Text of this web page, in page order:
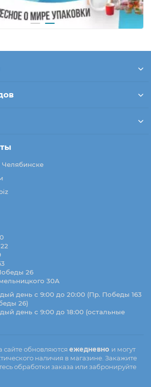
Челябинске
26
30А
день с 9:00 до 20:00 (Пр. Победы 163
26)
день с 9:00 до 18:00 (остальные
сайте обновляются ежедневно и могут
наличия в магазине. Закажите
обработки заказа или забронируйте